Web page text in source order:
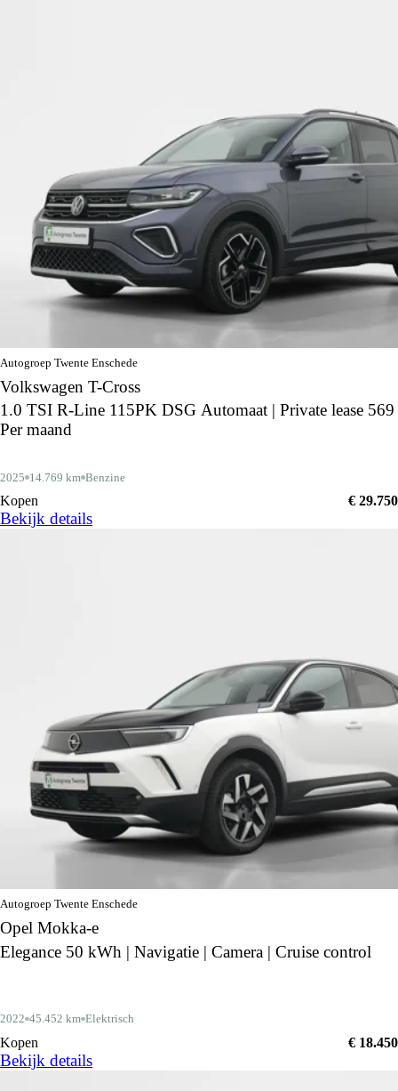
Autogroep Twente Enschede
Volkswagen T-Cross
1.0 TSI R-Line 115PK DSG Automaat | Private lease 569
Per maand
2025 14.769 km Benzine
Kopen € 29.750
Bekijk details
Autogroep Twente Enschede
Opel Mokka-e
Elegance 50 kWh | Navigatie | Camera | Cruise control
2022 45.452 km Elektrisch
Kopen € 18.450
Bekijk details